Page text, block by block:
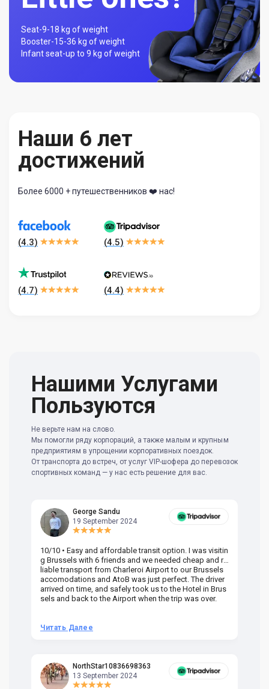
Seat-9-18 kg of weight
Booster-15-36 kg of weight
Infant seat-up to 9 kg of weight
Наши 6 лет
достижений
Более 6000 + путешественников ❤️ нас!
(4.3) (4.5)
(4.7) (4.4)
Нашими Услугами
Пользуются
Не верьте нам на слово.
Мы помогли ряду корпораций, а также малым и крупным
предприятиям в упрощении корпоративных поездок.
От транспорта до встреч, от услуг VIP-шофера до перевозок
спортивных команд — у нас есть решение для вас.
George Sandu
19 September 2024
10/10 • Easy and affordable transit option. I was visitin
g Brussels with 6 friends and we needed cheap and re
liable transport from Charleroi Airport to our Brussels
accomodations and AtoB was just perfect. The driver
arrived on time, and safely took us to the Hotel in Brus
sels and back to the Airport when the trip was over.
Читать Далее
NorthStar10836698363
13 September 2024